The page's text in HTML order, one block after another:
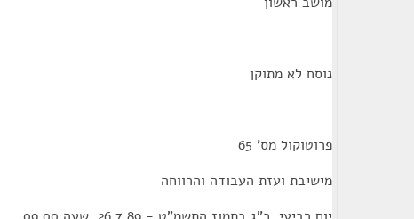
נוסח לא מתוקן
פרוטוקול מס' 65
מישיבת ועזת העבודה והרווחה